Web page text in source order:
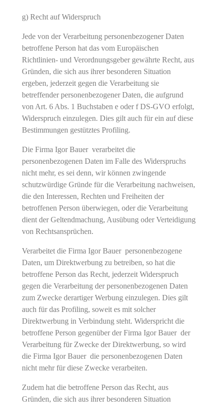
g) Recht auf Widerspruch
Jede von der Verarbeitung personenbezogener Daten
betroffene Person hat das vom Europäischen
Richtlinien- und Verordnungsgeber gewährte Recht, aus
Gründen, die sich aus ihrer besonderen Situation
ergeben, jederzeit gegen die Verarbeitung sie
betreffender personenbezogener Daten, die aufgrund
von Art. 6 Abs. 1 Buchstaben e oder f DS-GVO erfolgt,
Widerspruch einzulegen. Dies gilt auch für ein auf diese
Bestimmungen gestütztes Profiling.
Die Firma Igor Bauer verarbeitet die
personenbezogenen Daten im Falle des Widerspruchs
nicht mehr, es sei denn, wir können zwingende
schutzwürdige Gründe für die Verarbeitung nachweisen,
die den Interessen, Rechten und Freiheiten der
betroffenen Person überwiegen, oder die Verarbeitung
dient der Geltendmachung, Ausübung oder Verteidigung
von Rechtsansprüchen.
Verarbeitet die Firma Igor Bauer personenbezogene
Daten, um Direktwerbung zu betreiben, so hat die
betroffene Person das Recht, jederzeit Widerspruch
gegen die Verarbeitung der personenbezogenen Daten
zum Zwecke derartiger Werbung einzulegen. Dies gilt
auch für das Profiling, soweit es mit solcher
Direktwerbung in Verbindung steht. Widerspricht die
betroffene Person gegenüber der Firma Igor Bauer der
Verarbeitung für Zwecke der Direktwerbung, so wird
die Firma Igor Bauer die personenbezogenen Daten
nicht mehr für diese Zwecke verarbeiten.
Zudem hat die betroffene Person das Recht, aus
Gründen, die sich aus ihrer besonderen Situation